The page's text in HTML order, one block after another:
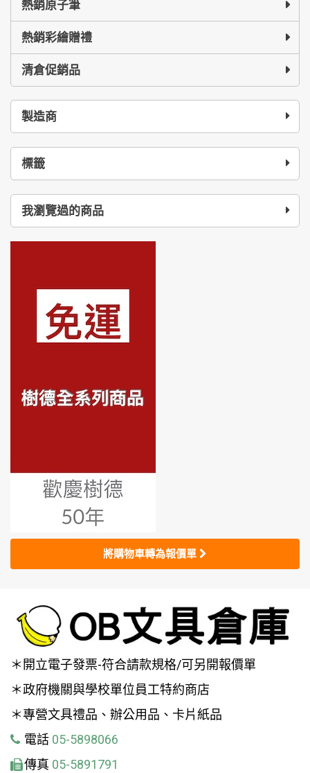
熱銷原子筆
熱銷彩繪贈禮
清倉促銷品
製造商
標籤
我瀏覽過的商品
將購物車轉為報價單
＊開立電子發票-符合請款規格/可另開報價單
＊政府機關與學校單位員工特約商店
＊專營文具禮品、辦公用品、卡片紙品
電話 05-5898066
傳真 05-5891791